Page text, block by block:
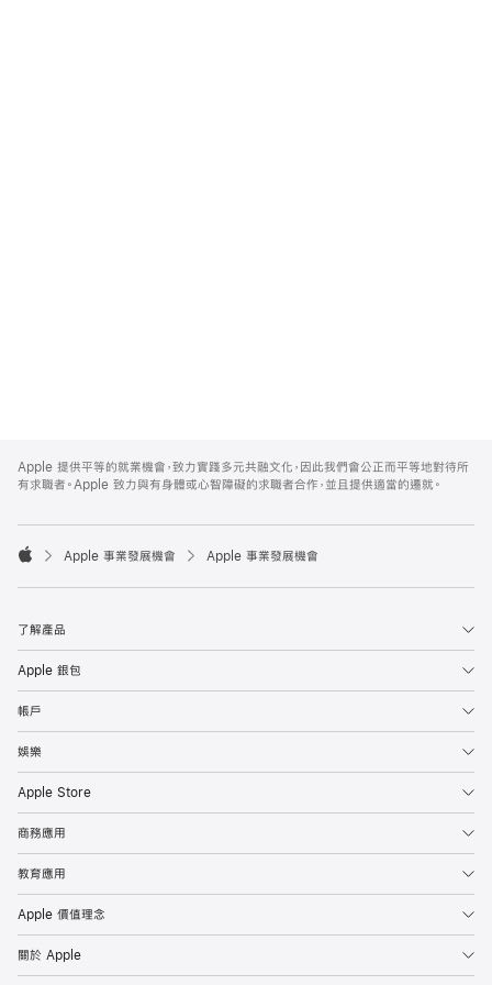
Footer
Apple 提供平等的就業機會，致力實踐多元共融文化，因此我們會公正而平等地對待所
有求職者。Apple 致力與有身體或心智障礙的求職者合作，並且提供適當的遷就。

Apple 事業發展機會 Apple 事業發展機會
了解產品
Apple 銀包
帳戶
娛樂
Apple Store
商務應用
教育應用
Apple 價值理念
關於 Apple